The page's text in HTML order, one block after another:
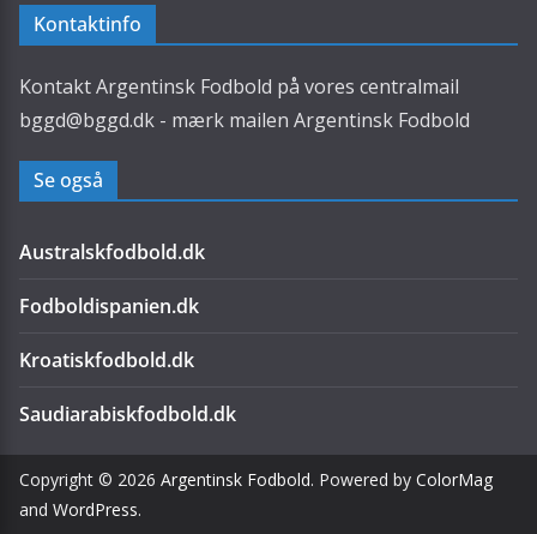
Kontaktinfo
Kontakt Argentinsk Fodbold på vores centralmail
bggd@bggd.dk - mærk mailen Argentinsk Fodbold
Se også
Australskfodbold.dk
Fodboldispanien.dk
Kroatiskfodbold.dk
Saudiarabiskfodbold.dk
Copyright © 2026 Argentinsk Fodbold. Powered by ColorMag
and WordPress.